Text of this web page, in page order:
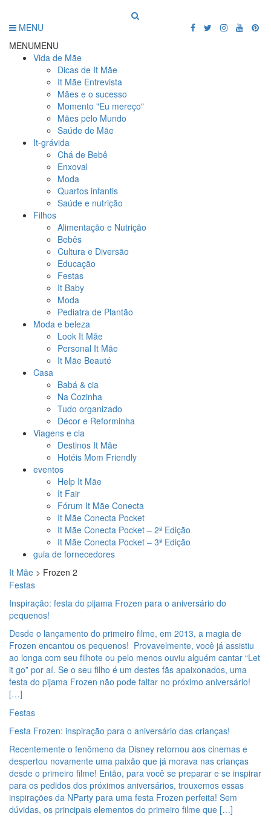
MENU
MENUMENU
Vida de Mãe
Dicas de It Mãe
It Mãe Entrevista
Mães e o sucesso
Momento "Eu mereço"
Mães pelo Mundo
Saúde de Mãe
It-grávida
Chá de Bebê
Enxoval
Moda
Quartos infantis
Saúde e nutrição
Filhos
Alimentação e Nutrição
Bebês
Cultura e Diversão
Educação
Festas
It Baby
Moda
Pediatra de Plantão
Moda e beleza
Look It Mãe
Personal It Mãe
It Mãe Beauté
Casa
Babá & cia
Na Cozinha
Tudo organizado
Décor e Reforminha
Viagens e cia
Destinos It Mãe
Hotéis Mom Friendly
eventos
Help It Mãe
It Fair
Fórum It Mãe Conecta
It Mãe Conecta Pocket
It Mãe Conecta Pocket – 2ª Edição
It Mãe Conecta Pocket – 3ª Edição
guia de fornecedores
It Mãe > Frozen 2
Festas
Inspiração: festa do pijama Frozen para o aniversário do
pequenos!
Desde o lançamento do primeiro filme, em 2013, a magia de
Frozen encantou os pequenos! Provavelmente, você já assistiu
ao longa com seu filhote ou pelo menos ouviu alguém cantar “Let
it go” por aí. Se o seu filho é um destes fãs apaixonados, uma
festa do pijama Frozen não pode faltar no próximo aniversário!
[…]
Festas
Festa Frozen: inspiração para o aniversário das crianças!
Recentemente o fenômeno da Disney retornou aos cinemas e
despertou novamente uma paixão que já morava nas crianças
desde o primeiro filme! Então, para você se preparar e se inspirar
para os pedidos dos próximos aniversários, trouxemos essas
inspirações da NParty para uma festa Frozen perfeita! Sem
dúvidas, os principais elementos do primeiro filme que […]